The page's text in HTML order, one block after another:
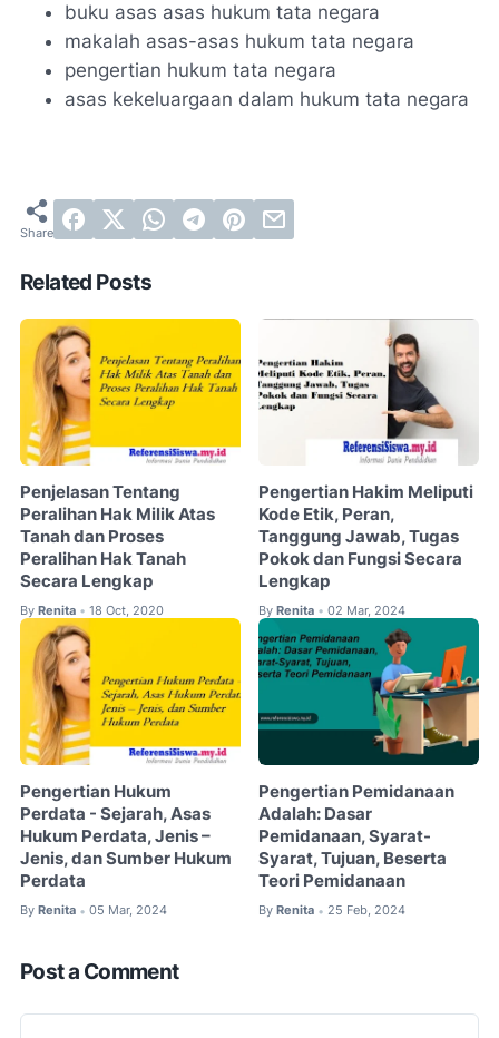
buku asas asas hukum tata negara
makalah asas-asas hukum tata negara
pengertian hukum tata negara
asas kekeluargaan dalam hukum tata negara
Related Posts
Penjelasan Tentang
Peralihan Hak Milik Atas
Tanah dan Proses
Peralihan Hak Tanah
Secara Lengkap
By Renita • 18 Oct, 2020
Pengertian Hakim Meliputi
Kode Etik, Peran,
Tanggung Jawab, Tugas
Pokok dan Fungsi Secara
Lengkap
By Renita • 02 Mar, 2024
Pengertian Hukum
Perdata - Sejarah, Asas
Hukum Perdata, Jenis –
Jenis, dan Sumber Hukum
Perdata
By Renita • 05 Mar, 2024
Pengertian Pemidanaan
Adalah: Dasar
Pemidanaan, Syarat-
Syarat, Tujuan, Beserta
Teori Pemidanaan
By Renita • 25 Feb, 2024
Post a Comment